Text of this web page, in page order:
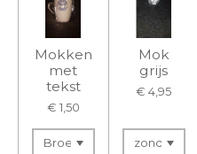
Mokken
met
tekst
€ 1,50
Mok
grijs
€ 4,95